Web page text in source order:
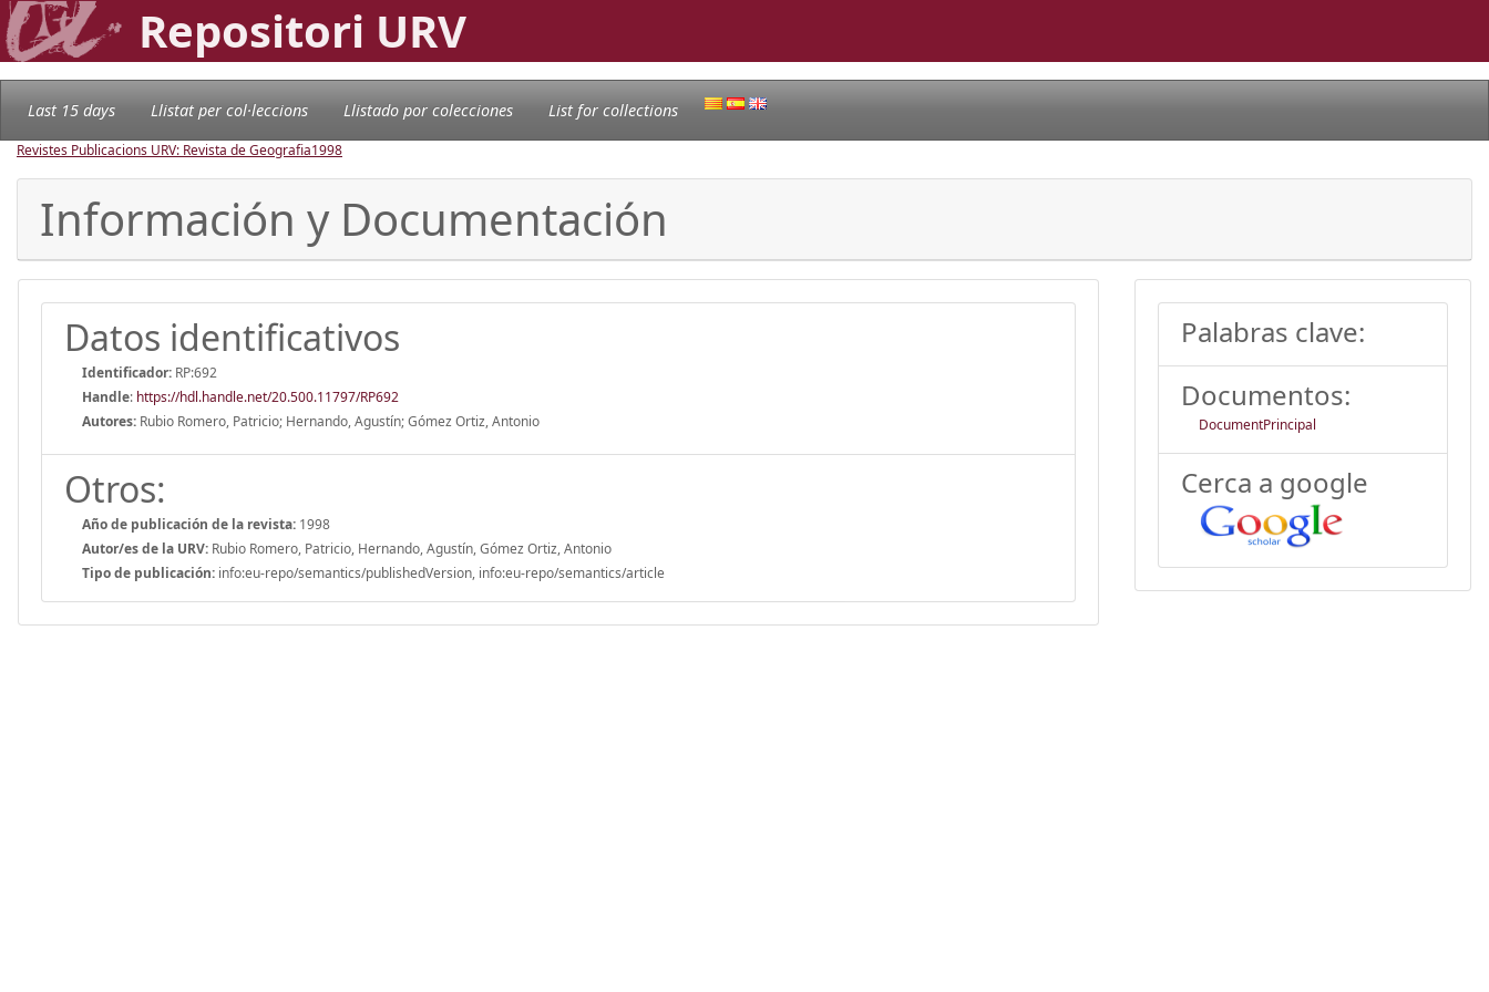
Repositori URV
Last 15 days Llistat per col·leccions Llistado por colecciones List for collections
Revistes Publicacions URV: Revista de Geografia1998
Información y Documentación
Datos identificativos
Identificador: RP:692
Handle: https://hdl.handle.net/20.500.11797/RP692
Autores: Rubio Romero, Patricio; Hernando, Agustín; Gómez Ortiz, Antonio
Otros:
Año de publicación de la revista: 1998
Autor/es de la URV: Rubio Romero, Patricio, Hernando, Agustín, Gómez Ortiz, Antonio
Tipo de publicación: info:eu-repo/semantics/publishedVersion, info:eu-repo/semantics/article
Palabras clave:
Documentos:
DocumentPrincipal
Cerca a google